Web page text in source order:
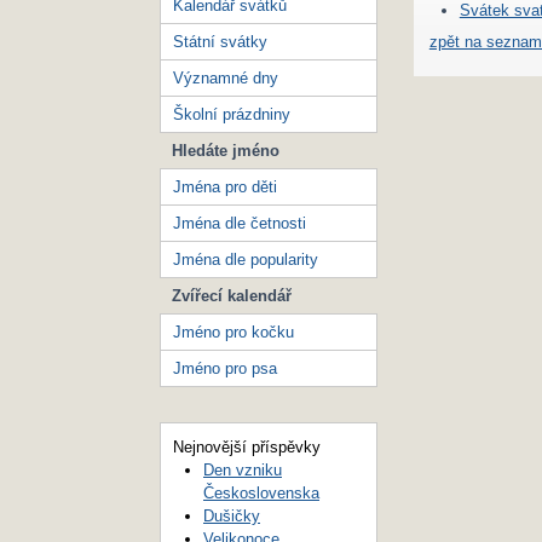
Svátek
zpět na
Kalendář svátků
Státní svátky
Významné dny
Školní prázdniny
Hledáte jméno
Jména pro děti
Jména dle četnosti
Jména dle popularity
Zvířecí kalendář
Jméno pro kočku
Jméno pro psa
Nejnovější příspěvky
Den vzniku
Československa
Dušičky